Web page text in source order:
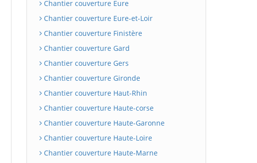
Chantier couverture Eure
Chantier couverture Eure-et-Loir
Chantier couverture Finistère
Chantier couverture Gard
Chantier couverture Gers
Chantier couverture Gironde
Chantier couverture Haut-Rhin
Chantier couverture Haute-corse
Chantier couverture Haute-Garonne
Chantier couverture Haute-Loire
Chantier couverture Haute-Marne